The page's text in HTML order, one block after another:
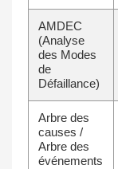
AMDEC
(Analyse
des Modes
de
Défaillance)
Arbre des
causes /
Arbre des
événements